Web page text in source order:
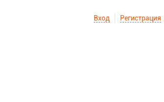
Вход Регистрация